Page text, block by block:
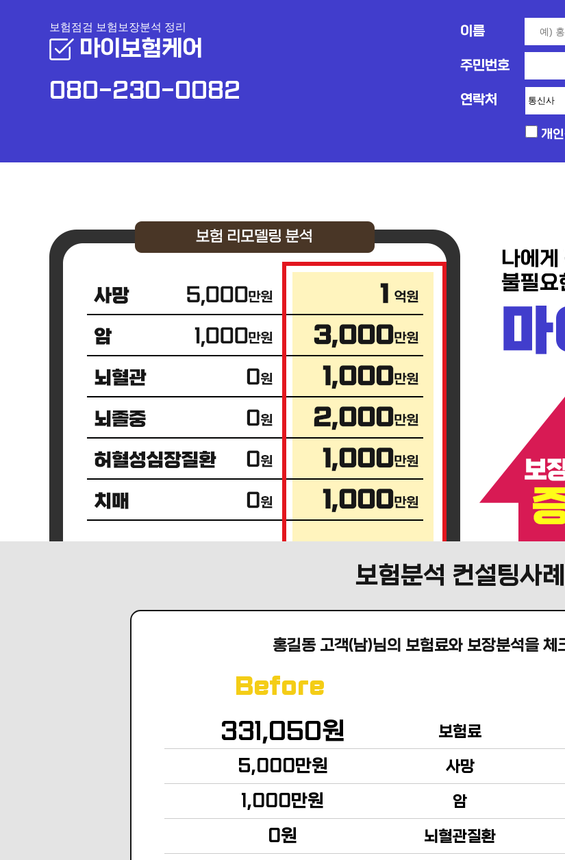
보험점검 보험보장분석 정리
마이보험케어
080-230-0082
이름
주민번호
연락처
개
나에게
불필요
보험분석 컨설팅사례
홍길동 고객(남)님의 보험료와 보장분석을 체
Before
331,050원 보험료
5,000만원 사망
1,000만원
암
0원
뇌혈관질환